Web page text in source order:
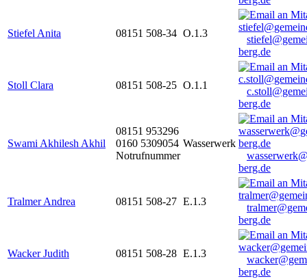
Stiefel Anita 08151 508-34 O.1.3
berg.de
Stoll Clara 08151 508-25 O.1.1
berg.de
Swami Akhilesh Akhil
08151 953296
0160 5309054
Notrufnummer
Wasserwerk
berg.de
Tralmer Andrea 08151 508-27 E.1.3
berg.de
Wacker Judith 08151 508-28 E.1.3
berg.de